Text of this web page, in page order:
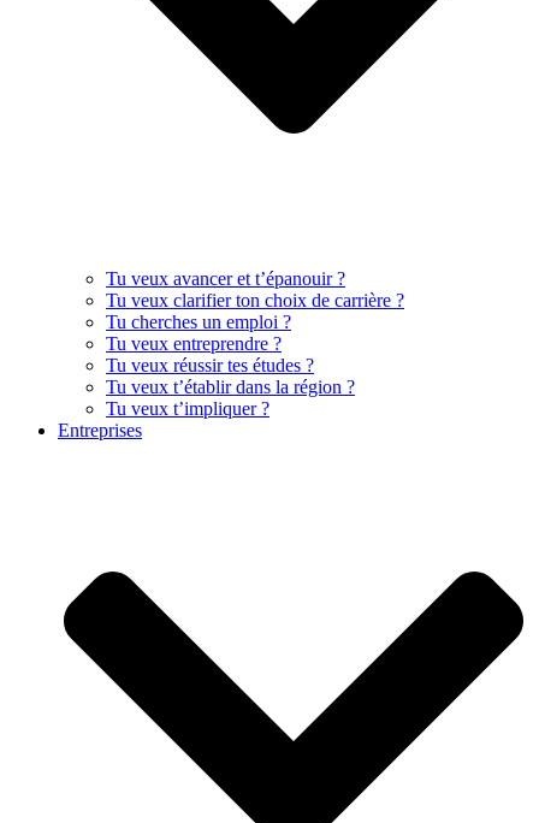
Tu veux avancer et t’épanouir ?
Tu veux clarifier ton choix de carrière ?
Tu cherches un emploi ?
Tu veux entreprendre ?
Tu veux réussir tes études ?
Tu veux t’établir dans la région ?
Tu veux t’impliquer ?
Entreprises